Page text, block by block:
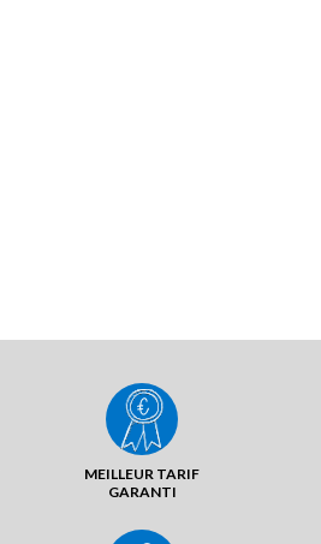
MEILLEUR TARIF
GARANTI